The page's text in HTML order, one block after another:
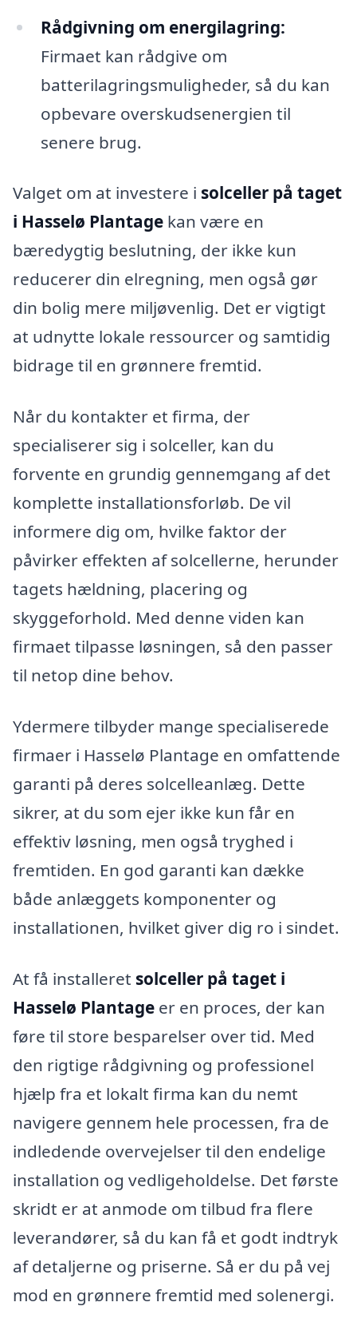
Rådgivning om energilagring:
Firmaet kan rådgive om
batterilagringsmuligheder, så du kan
opbevare overskudsenergien til
senere brug.
Valget om at investere i solceller på taget
i Hasselø Plantage kan være en
bæredygtig beslutning, der ikke kun
reducerer din elregning, men også gør
din bolig mere miljøvenlig. Det er vigtigt
at udnytte lokale ressourcer og samtidig
bidrage til en grønnere fremtid.
Når du kontakter et firma, der
specialiserer sig i solceller, kan du
forvente en grundig gennemgang af det
komplette installationsforløb. De vil
informere dig om, hvilke faktor der
påvirker effekten af solcellerne, herunder
tagets hældning, placering og
skyggeforhold. Med denne viden kan
firmaet tilpasse løsningen, så den passer
til netop dine behov.
Ydermere tilbyder mange specialiserede
firmaer i Hasselø Plantage en omfattende
garanti på deres solcelleanlæg. Dette
sikrer, at du som ejer ikke kun får en
effektiv løsning, men også tryghed i
fremtiden. En god garanti kan dække
både anlæggets komponenter og
installationen, hvilket giver dig ro i sindet.
At få installeret solceller på taget i
Hasselø Plantage er en proces, der kan
føre til store besparelser over tid. Med
den rigtige rådgivning og professionel
hjælp fra et lokalt firma kan du nemt
navigere gennem hele processen, fra de
indledende overvejelser til den endelige
installation og vedligeholdelse. Det første
skridt er at anmode om tilbud fra flere
leverandører, så du kan få et godt indtryk
af detaljerne og priserne. Så er du på vej
mod en grønnere fremtid med solenergi.